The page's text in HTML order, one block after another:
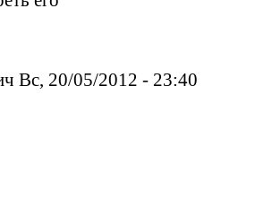
Вс, 20/05/2012 - 23:40